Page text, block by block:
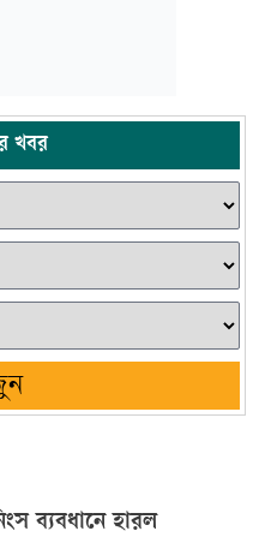
খবর
ব্যবধানে হারল